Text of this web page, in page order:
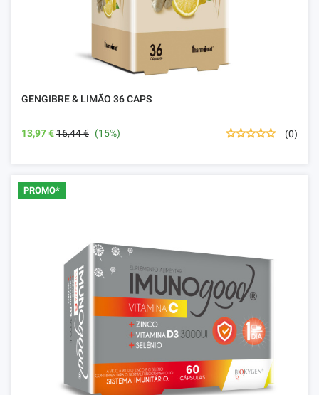
GENGIBRE & LIMÃO 36 CAPS
13,97 €16,44 € (15%) (0)
PROMO*